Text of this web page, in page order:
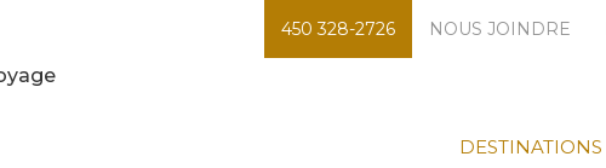
450 328-2726 NOUS JOINDRE
DESTINATIONS